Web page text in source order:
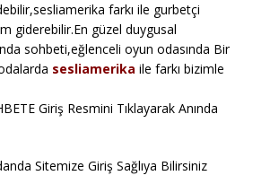
farkı ile gurbetçi
giderebilir.En güzel duygusal
sohbeti,eğlenceli oyun odasında Bir
sesliamerika ile farkı bizimle
Giriş Resmini Tıklayarak Anında
Sitemize Giriş Sağlıya Bilirsiniz